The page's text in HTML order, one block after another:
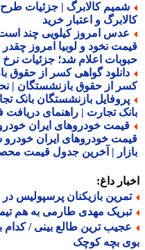
کالابرگ | جزئیات طرح
و اعتبار خرید
امروز کیلویی چند است؟؛
نخود و لوبیا امروز چقدر
اعلام شد؛ جزئیات نرخ
گواهی کسر از حقوق
از حقوق بازنشستگان | نحوه
بازنشستگان بانک
تجارت | راهنمای دریافت
| آخرین جدول قیمت
داغ:
بازیکنان پرسپولیس در
مهدی طارمی به هم تیمی
ترین طالع بینی / کدام بو
بچه کوچک